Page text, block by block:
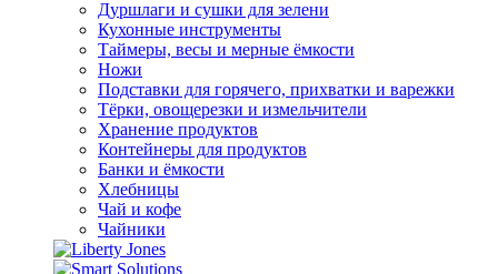
Дуршлаги и сушки для зелени
Кухонные инструменты
Таймеры, весы и мерные ёмкости
Ножи
Подставки для горячего, прихватки и варежки
Тёрки, овощерезки и измельчители
Хранение продуктов
Контейнеры для продуктов
Банки и ёмкости
Хлебницы
Чай и кофе
Чайники